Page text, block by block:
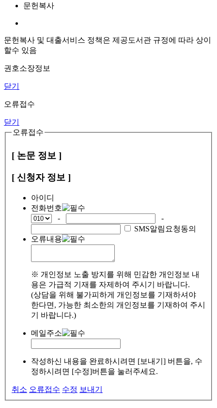
문헌복사
문헌복사 및 대출서비스 정책은 제공도서관 규정에 따라 상이
할수 있음
권호소장정보
닫기
오류접수
닫기
오류접수
[ 논문 정보 ]
[ 신청자 정보 ]
아이디
전화번호
-
-
SMS알림요청동의
오류내용
※ 개인정보 노출 방지를 위해 민감한 개인정보 내
용은 가급적 기재를 자제하여 주시기 바랍니다.
(상담을 위해 불가피하게 개인정보를 기재하셔야
한다면, 가능한 최소한의 개인정보를 기재하여 주시
기 바랍니다.)
메일주소
작성하신 내용을 완료하시려면 [보내기] 버튼을, 수
정하시려면 [수정]버튼을 눌러주세요.
취소 오류접수 수정 보내기